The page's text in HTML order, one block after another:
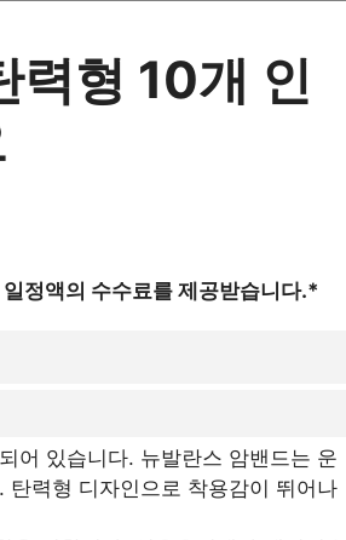
력형 10개 인
정액의 수수료를 제공받습니다.*
어 있습니다. 뉴발란스 암밴드는 운
력형 디자인으로 착용감이 뛰어나